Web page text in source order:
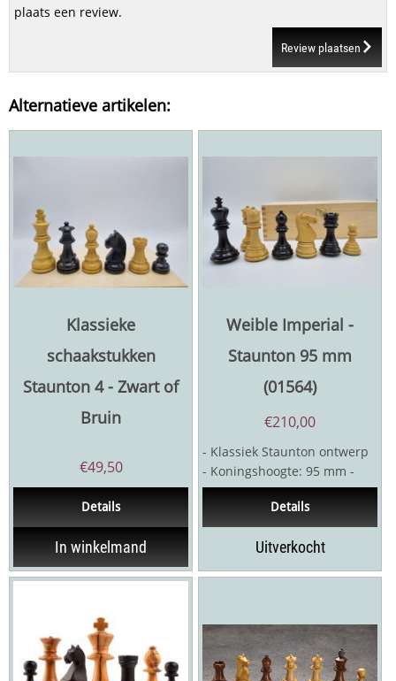
plaats een review.
Review plaatsen
Alternatieve artikelen:
Klassieke
schaakstukken
Staunton 4 - Zwart of
Bruin
€49,50
Details
In winkelmand
Weible Imperial -
Staunton 95 mm
(01564)
€210,00
- Klassiek Staunton ontwerp
- Koningshoogte: 95 mm -
Palmhout / gebeitst
palmhout - Dubbel...
Details
Uitverkocht